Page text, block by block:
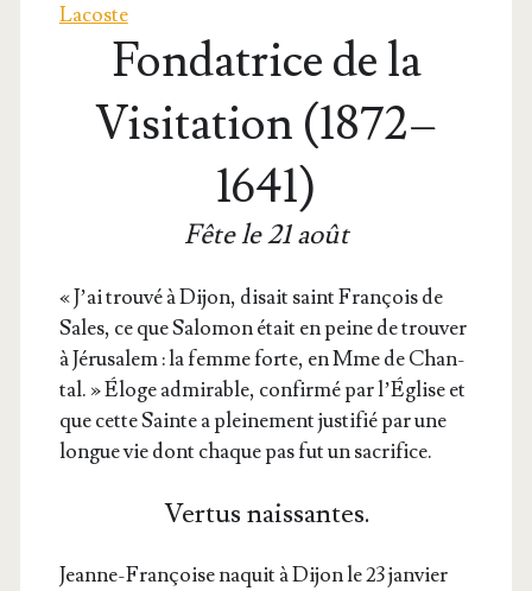
Lacoste
Fondatrice de la
Visitation (1872 –
1641)
Fête le 21 août
« J’ai trou­vé à Dijon, disait saint Fran­çois de
Sales, ce que Salo­mon était en peine de trou­ver
à Jéru­sa­lem : la femme forte, en Mme de Chan­
tal. » Éloge admi­rable, confir­mé par l’É­glise et
que cette Sainte a plei­ne­ment jus­ti­fié par une
longue vie dont chaque pas fut un sacrifice.
Vertus naissantes.
Jeanne-Fran­çoise naquit à Dijon le 23 jan­vier